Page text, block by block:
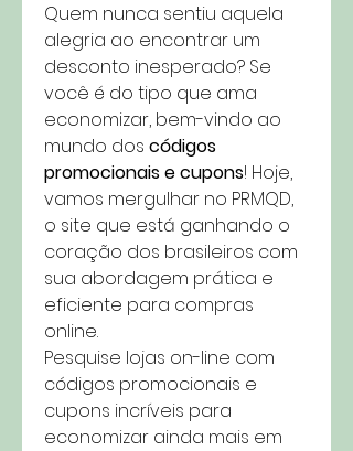
Quem nunca sentiu aquela
alegria ao encontrar um
desconto inesperado? Se
você é do tipo que ama
economizar, bem-vindo ao
mundo dos códigos
promocionais e cupons! Hoje,
vamos mergulhar no PRMQD,
o site que está ganhando o
coração dos brasileiros com
sua abordagem prática e
eficiente para compras
online.
Pesquise lojas on-line com
códigos promocionais e
cupons incríveis para
economizar ainda mais em